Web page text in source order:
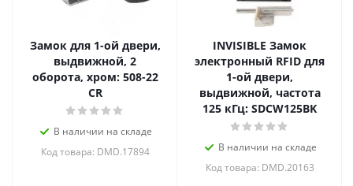
Замок для 1-ой двери,
выдвижной, 2
оборота, хром: 508-22
CR
В наличии на складе
Код товара: DMD.17894
INVISIBLE Замок
электронный RFID для
1-ой двери,
выдвижной, частота
125 кГц: SDCW125BK
В наличии на складе
Код товара: DMD.20163